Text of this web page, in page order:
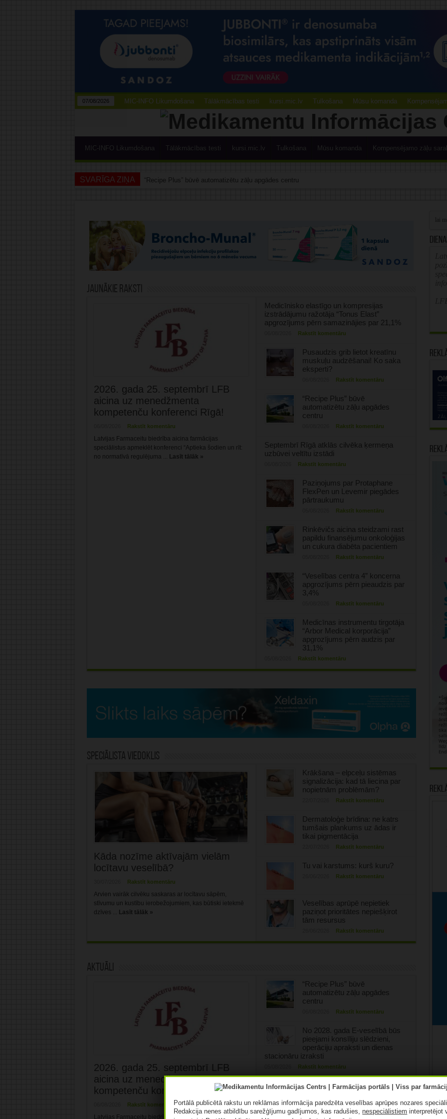
07/08/2026 MIC-INFO Likumdošana Tālākmācības testi kursi.mic.lv Tulkošana Mūsu komanda
MIC-INFO Likumdošana Tālākmācības testi kursi.mic.lv Tulkošana Mūsu komanda Kompensējamo zāļu
SVARĪGA ZIŅA No 2028. gada E-veselībā būs pie
Jaunākie raksti
2026. gada 25. septembrī LFB
aicina uz menedžmenta
kompetenču konferenci Rīgā!
Rakstīt komentāru
Latvijas Farmaceitu biedrība aicina farmācijas
speciālistus apmeklēt konferenci “Aptieka šodien un rīt:
no normatīvā regulējuma ... Lasīt tālāk »
Medicīnisko elastīgo un kompresijas
izstrādājumu ražotāja “Tonus Elast”
apgrozījums pērn samazinājies par 21,1%
Rakstīt komentāru
Pusaudzis grib lietot kreatīnu
muskuļu audzēšanai! Ko saka
eksperti?
Rakstīt komentāru
“Recipe Plus” būvē
automatizētu zāļu apgādes
centru
Rakstīt komentāru
Septembrī Rīgā atklās cilvēka ķermeņa
uzbūvei veltītu izstādi
Rakstīt komentāru
Paziņojums par Protaphane
FlexPen un Levemir piegādes
pārtraukumu
Rakstīt komentāru
Rinkēvičs aicina steidzami rast
papildu finansējumu onkoloģijas
un cukura diabēta pacientiem
Rakstīt komentāru
“Veselības centra 4” koncerna
apgrozījums pērn pieaudzis par
3,4%
Rakstīt komentāru
Medicīnas instrumentu tirgotāja
“Arbor Medical korporācija”
apgrozījums pērn audzis par
31,1%
Rakstīt komentāru
Speciālista viedoklis
Kāda nozīme aktīvajām vielām
locītavu veselībā?
Rakstīt komentāru
Arvien vairāk cilvēku saskaras ar locītavu sāpēm,
stīvumu un kustību ierobežojumiem, kas būtiski ietekmē
dzīves ... Lasīt tālāk »
Krākšana – elpceļu sistēmas
signalizācija: kad tā liecina par
nopietnām problēmām?
Rakstīt komentāru
Dermatoloģe brīdina: ne katrs
tumšais plankums uz ādas ir
tikai pigmentācija
Rakstīt komentāru
Tu vai karstums: kurš kuru?
Rakstīt komentāru
Veselības aprūpē nepietiek
paziņot prioritātes nepiešķirot
tām resursus
Rakstīt komentāru
Aktuāli
2026. gada 25. septembrī LFB
aicina uz menedžmenta
kompetenču konferenci Rīgā!
Rakstīt komentāru
Latvijas Farmaceitu biedrība aicina farmācijas
“Recipe Plus” būvē
automatizētu zāļu apgādes
centru
Rakstīt komentāru
No 2028. gada E-veselībā būs
pieejami konsīliju slēdzieni,
operāciju apraksti un dienas
stacionāru izraksti
Rakstīt komentāru
Reformas rezultāts –
slimnīca turpmāk būs starp
astoņām daudzprofilu slimnīcām
Portālā publicētā rakstu un reklāmas informācija paredzēta veselības aprūpes nozares
Redakcija nenes atbildību sarežģījumu gadījumos, kas radušies,nespeciālistiem interpretējot